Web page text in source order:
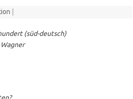
(süd-deutsch)